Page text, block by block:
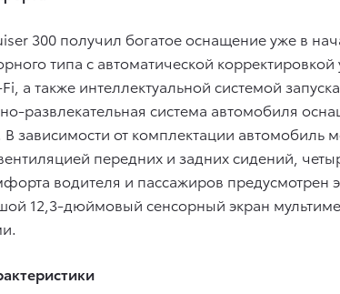
300 получил богатое оснащение уже в
типа с автоматической
а также интеллектуальной системой
развлекательная система автомобиля
зависимости от комплектации автомобиль
передних и задних сидений,
водителя и пассажиров
12,3-дюймовый сенсорный экран